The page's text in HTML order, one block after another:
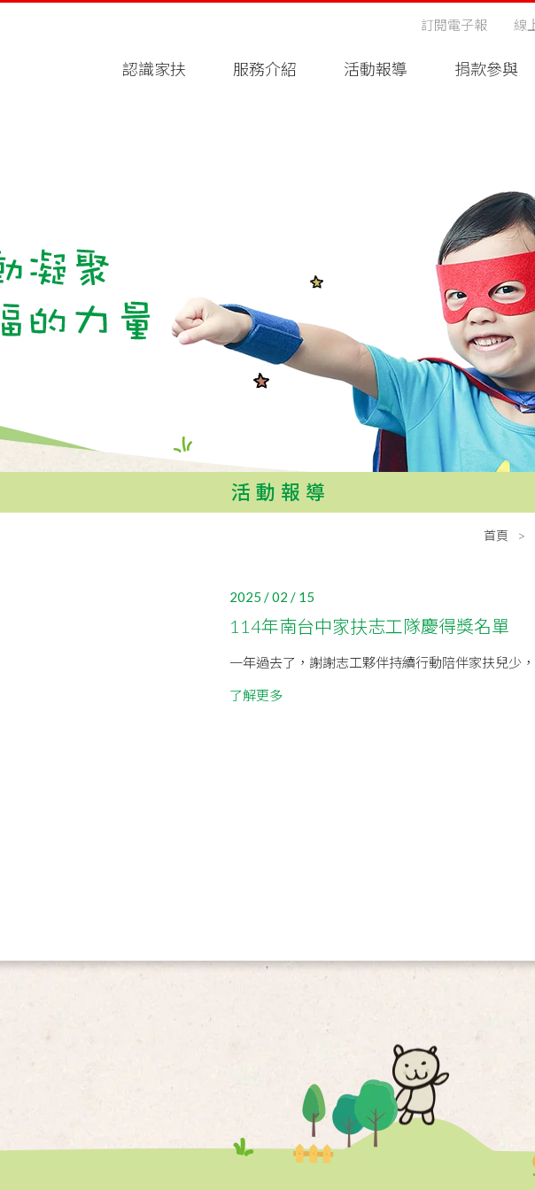
認識家扶 服務介紹 活動報導 捐款參與
訂閱電子報 線
活動報導
首頁
2025 / 02 / 15
114年南台中家扶志工隊慶得獎名單
一年過去了，謝謝志工夥伴持續行動陪伴家扶兒少
了解更多